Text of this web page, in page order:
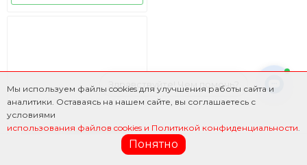
Мы используем файлы cookies для улучшения работы сайта и
аналитики. Оставаясь на нашем сайте, вы соглашаетесь с
условиями
использования файлов cookies и Политикой конфиденциальности.
Понятно
Фильтр
Здравствуйте! Чем помочь?